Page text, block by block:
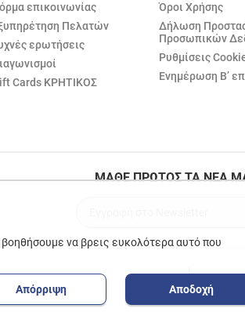
επικοινωνίας
Πελατών
ερωτήσεις
Cards ΚΡΗΤΙΚΟΣ
Όροι Χρήσης
Δήλωση
Προσωπικών
Ρυθμίσεις
Ενημέρωση Β’
ΜΑΘΕ ΠΡΩΤΟΣ ΤΑ ΝΕΑ
να βρεις ευκολότερα αυτό που
Απόρριψη Αποδοχή